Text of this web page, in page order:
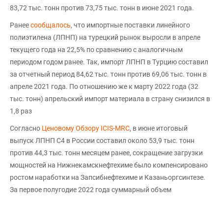
83,72 тыс. тонн против 73,75 тыс. тонн в июне 2021 года.
Ранеесообщалось, что импортные поставки линейного
полиэтилена (ЛПНП) на турецкий рынок выросли в апреле
текущего года на 22,5% по сравнению с аналогичным
периодом годом ранее. Так, импорт ЛПНП в Турцию составил
за отчетный период 84,62 тыс. тонн против 69,06 тыс. тонн в
апреле 2021 года. По отношению же к марту 2022 года (32
тыс. тонн) апрельский импорт материала в страну снизился в
1,8 раз
Согласно Ценовому Обзору ICIS-MRC, в июне итоговый
выпуск ЛПНП С4 в России составил около 53,9 тыс. тонн
против 44,3 тыс. тонн месяцем ранее, сокращение загрузки
мощностей на Нижнекамскнефтехиме было компенсировано
ростом наработки на Запсибнефтехиме и Казаньоргсинтезе.
За первое полугодие 2022 года суммарный объем